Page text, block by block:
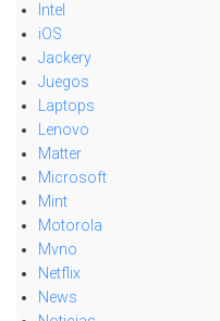
Intel
iOS
Jackery
Juegos
Laptops
Lenovo
Matter
Microsoft
Mint
Motorola
Mvno
Netflix
News